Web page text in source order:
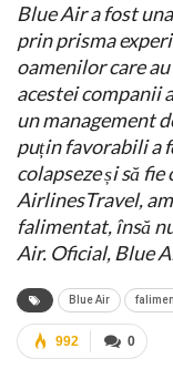
Blue Air a fost
prin prisma
oamenilor care
acestei companii
un management
puțin favorabili a
colapseze și să
AirlinesTravel,
falimentat, însă
Air. Oficial, Blue
Blue Air
0
992